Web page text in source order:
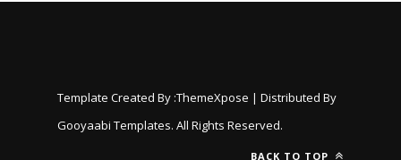
Template Created By :ThemeXpose | Distributed By
Gooyaabi Templates. All Rights Reserved.
BACK TO TOP